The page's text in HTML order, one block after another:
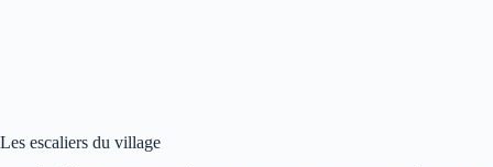
Les escaliers du village